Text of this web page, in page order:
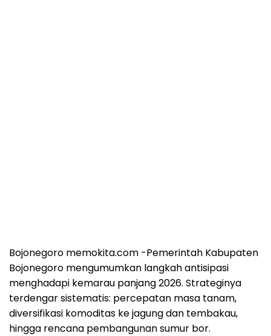
Bojonegoro memokita.com -Pemerintah Kabupaten
Bojonegoro mengumumkan langkah antisipasi
menghadapi kemarau panjang 2026. Strateginya
terdengar sistematis: percepatan masa tanam,
diversifikasi komoditas ke jagung dan tembakau,
hingga rencana pembangunan sumur bor.